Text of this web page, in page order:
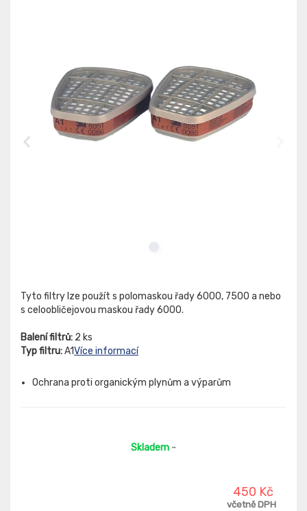
Tyto filtry lze použít s polomaskou řady 6000, 7500 a nebo
s celoobličejovou maskou řady 6000.
Balení filtrů: 2 ks
Typ filtru:A1Více informací
Ochrana proti organickým plynům a výparům
Skladem -
450 Kč
včetně DPH